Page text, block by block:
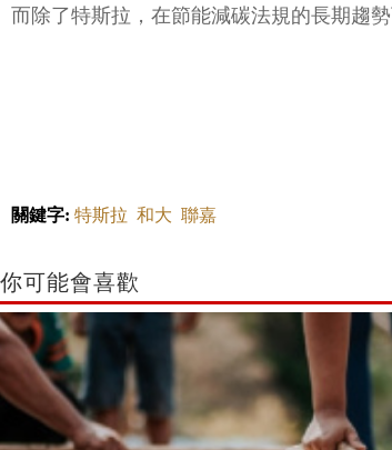
而除了特斯拉，在節能減碳法規的長期趨
關鍵字: 特斯拉 和大 聯嘉
你可能會喜歡